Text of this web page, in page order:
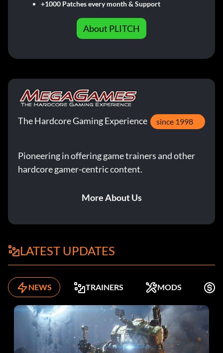
+1000 Patches every month & Support
About PLITCH
The Hardcore Gaming Experience since 1998
Pioneering in offering game trainers and other
hardcore gamer-centric content.
More About Us
LATEST UPDATES
NEWS TRAINERS MODS